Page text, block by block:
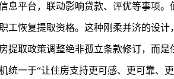
息平台，联动影响贷款、评优等事项
工恢复提取资格。这种刚柔并济的设
提取政策调整绝非孤立条款修订，而
统一于“让住房支持更可感、更可靠、